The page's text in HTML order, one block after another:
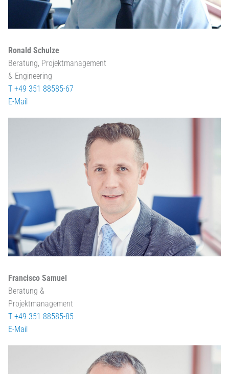
Ronald Schulze
Beratung, Projektmanagement
& Engineering
T +49 351 88585-67
E-Mail
Francisco Samuel
Beratung &
Projektmanagement
T +49 351 88585-85
E-Mail